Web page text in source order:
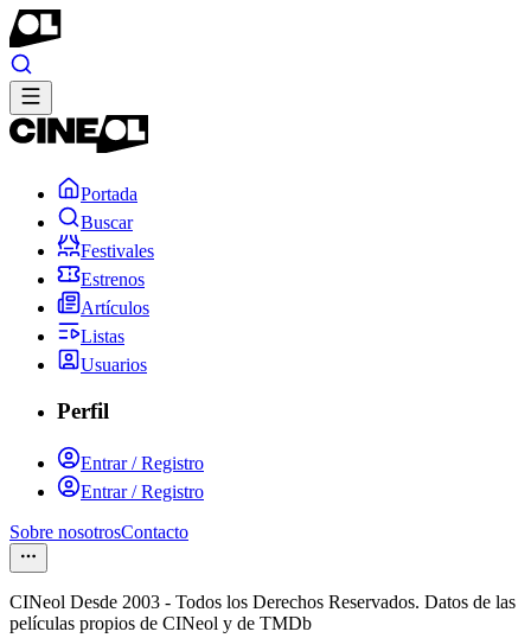
Portada
Buscar
Festivales
Estrenos
Artículos
Listas
Usuarios
Perfil
Entrar / Registro
Entrar / Registro
Sobre nosotrosContacto
CINeol Desde 2003 - Todos los Derechos Reservados. Datos de las
películas propios de CINeol y de TMDb